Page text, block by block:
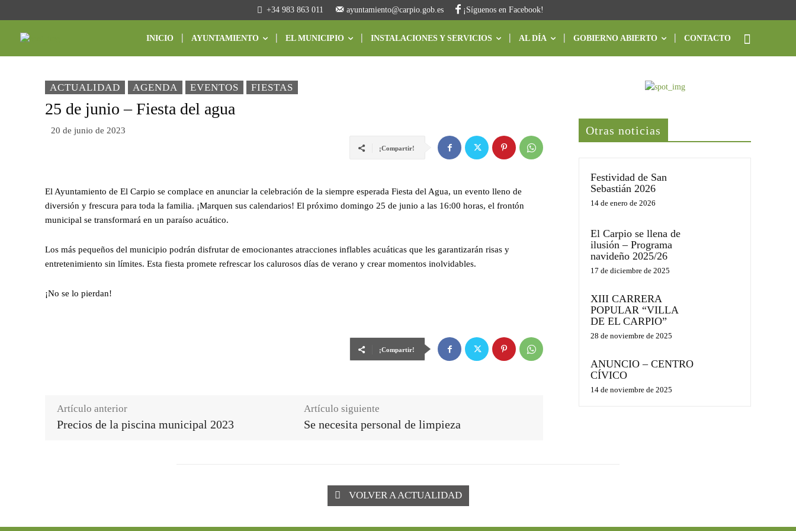
+34 983 863 011 ayuntamiento@carpio.gob.es ¡Síguenos en Facebook!
INICIO AYUNTAMIENTO EL MUNICIPIO INSTALACIONES Y SERVICIOS AL DÍA GOBIERNO ABIERTO CONTACTO
ACTUALIDAD AGENDA EVENTOS FIESTAS
25 de junio – Fiesta del agua
20 de junio de 2023
¡Compartir!
El Ayuntamiento de El Carpio se complace en anunciar la celebración de la siempre esperada Fiesta del Agua, un evento lleno de
diversión y frescura para toda la familia. ¡Marquen sus calendarios! El próximo domingo 25 de junio a las 16:00 horas, el frontón
municipal se transformará en un paraíso acuático.
Los más pequeños del municipio podrán disfrutar de emocionantes atracciones inflables acuáticas que les garantizarán risas y
entretenimiento sin límites. Esta fiesta promete refrescar los calurosos días de verano y crear momentos inolvidables.
¡No se lo pierdan!
¡Compartir!
Artículo anterior
Precios de la piscina municipal 2023
Artículo siguiente
Se necesita personal de limpieza
Otras noticias
Festividad de San
Sebastián 2026
14 de enero de 2026
El Carpio se llena de
ilusión – Programa
navideño 2025/26
17 de diciembre de 2025
XIII CARRERA
POPULAR “VILLA
DE EL CARPIO”
28 de noviembre de 2025
ANUNCIO – CENTRO
CÍVICO
14 de noviembre de 2025
VOLVER A ACTUALIDAD